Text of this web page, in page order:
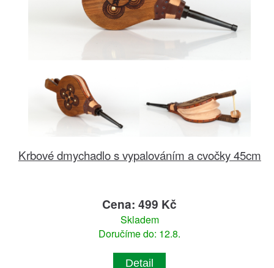
Krbové dmychadlo s vypalováním a cvočky 45cm
Cena: 499 Kč
Skladem
Doručíme do: 12.8.
Detail